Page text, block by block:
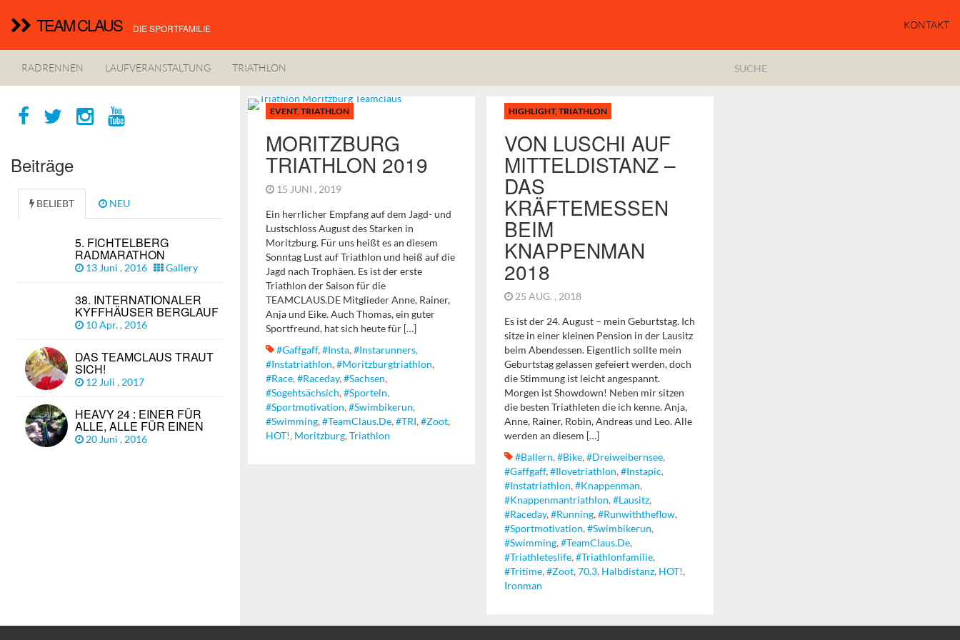
TEAM CLAUS DIE SPORTFAMILIE KONTAKT
RADRENNEN LAUFVERANSTALTUNG TRIATHLON
EVENT,TRIATHLON
MORITZBURG
TRIATHLON 2019
15 JUNI , 2019
Ein herrlicher Empfang auf dem Jagd- und
Lustschloss August des Starken in
Moritzburg. Für uns heißt es an diesem
Sonntag Lust auf Triathlon und heiß auf die
Jagd nach Trophäen. Es ist der erste
Triathlon der Saison für die
TEAMCLAUS.DE Mitglieder Anne, Rainer,
Anja und Eike. Auch Thomas, ein guter
Sportfreund, hat sich heute für […]
#gaffgaff,#insta,#instarunners,
#instatriathlon,#moritzburgtriathlon,
#race,#raceday,#sachsen,
#sogehtsächsich,#sporteln,
#sportmotivation,#swimbikerun,
#swimming,#TeamClaus.de,#TRI,#zoot,
HOT!, Moritzburg,Triathlon
HIGHLIGHT,TRIATHLON
VON LUSCHI AUF
MITTELDISTANZ –
DAS
KRÄFTEMESSEN
BEIM
KNAPPENMAN
2018
25 AUG. , 2018
Es ist der 24. August – mein Geburtstag. Ich
sitze in einer kleinen Pension in der Lausitz
beim Abendessen. Eigentlich sollte mein
Geburtstag gelassen gefeiert werden, doch
die Stimmung ist leicht angespannt.
Morgen ist Showdown! Neben mir sitzen
die besten Triathleten die ich kenne. Anja,
Anne, Rainer, Robin, Andreas und Leo. Alle
werden an diesem […]
#ballern,#bike,#dreiweibernsee,
#gaffgaff,#ilovetriathlon,#instapic,
#instatriathlon,#Knappenman,
#knappenmantriathlon,#Lausitz,
#raceday,#running,#runwiththeflow,
#sportmotivation,#swimbikerun,
#swimming,#TeamClaus.de,
#triathleteslife,#triathlonfamilie,
#tritime,#zoot,70.3, Halbdistanz, HOT!,
Ironman
Beiträge
BELIEBT NEU
5. FICHTELBERG
RADMARATHON
13 Juni , 2016 Gallery
38. INTERNATIONALER
KYFFHÄUSER BERGLAUF
10 Apr. , 2016
DAS TEAMCLAUS TRAUT
SICH!
12 Juli , 2017
HEAVY 24 : EINER FÜR
ALLE, ALLE FÜR EINEN
20 Juni , 2016